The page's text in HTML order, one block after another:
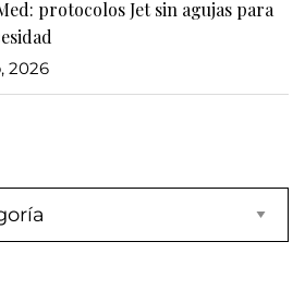
protocolos Jet sin agujas para
2026